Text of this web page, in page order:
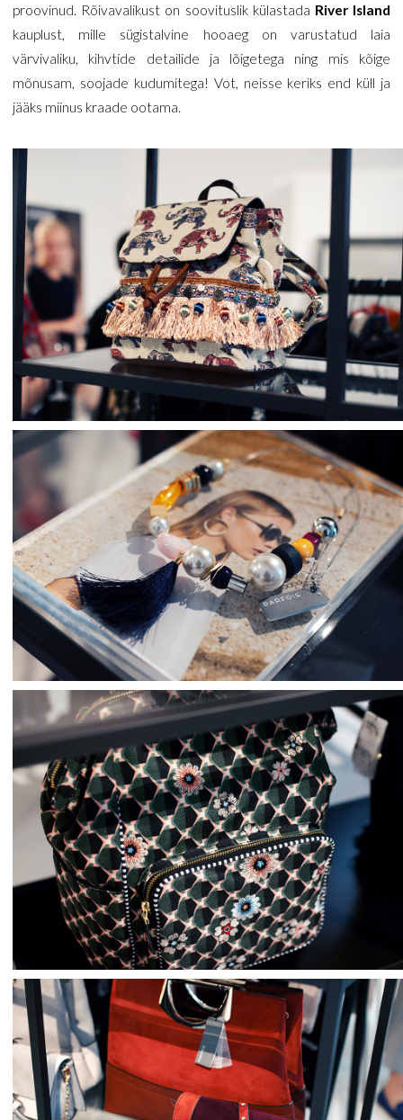
proovinud. Rõivavalikust on soovituslik külastada River Island
kauplust, mille sügistalvine hooaeg on varustatud laia
värvivaliku, kihvtide detailide ja lõigetega ning mis kõige
mõnusam, soojade kudumitega! Vot, neisse keriks end küll ja
jääks miinus kraade ootama.